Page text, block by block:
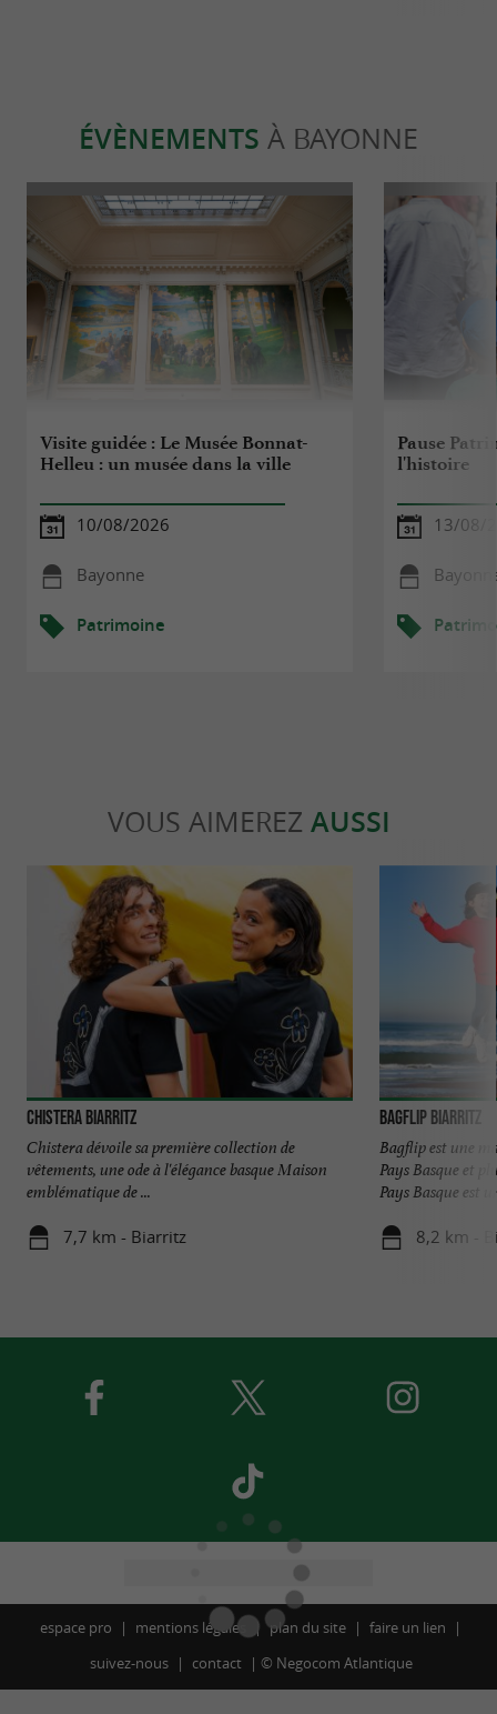
ÉVÈNEMENTS À BAYONNE
Visite guidée : Le Musée Bonnat-
Helleu : un musée dans la ville
10/08/2026
Bayonne
Patrimoine
Pause
l'histoire
13/08/
VOUS AIMEREZ AUSSI
Chistera Biarritz
Chistera dévoile sa première collection de
vêtements, une ode à l'élégance basque Maison
emblématique de ...
7,7 km - Biarritz
Bagflip Biarritz
Bagflip est une
Pays Basque et
Pays Basque est
8,2 km -
espace pro mentions légales plan du site
faire un lien
suivez-nous
contact © Negocom Atlantique